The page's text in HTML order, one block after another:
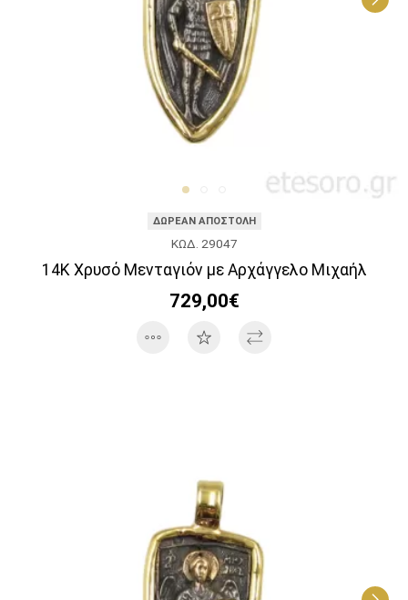
ΔΩΡΕΑΝ ΑΠΟΣΤΟΛΗ
ΚΩΔ. 29047
14Κ Χρυσό Μενταγιόν με Αρχάγγελο Μιχαήλ
729,00€